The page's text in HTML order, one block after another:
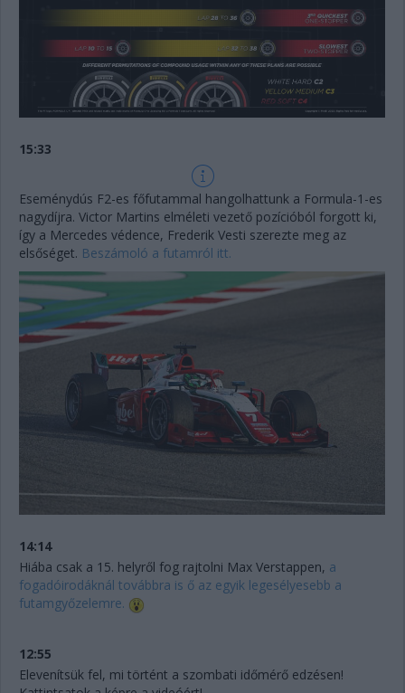
15:33
Eseménydús F2-es főfutammal hangolhattunk a Formula-1-es
nagydíjra. Victor Martins elméleti vezető pozícióból forgott ki,
így a Mercedes védence, Frederik Vesti szerezte meg az
elsőséget. Beszámoló a futamról itt.
14:14
Hiába csak a 15. helyről fog rajtolni Max Verstappen, a
fogadóirodáknál továbbra is ő az egyik legesélyesebb a
futamgyőzelemre.
12:55
Elevenítsük fel, mi történt a szombati időmérő edzésen!